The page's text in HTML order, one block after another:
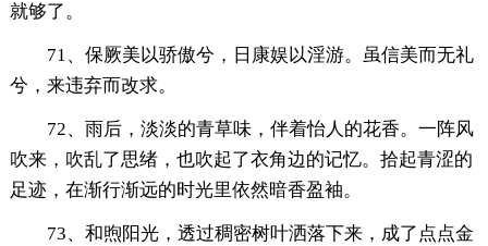
就够了。
71、保厥美以骄傲兮，日康娱以淫游。虽信美而无礼
兮，来违弃而改求。
72、雨后，淡淡的青草味，伴着怡人的花香。一阵风
吹来，吹乱了思绪，也吹起了衣角边的记忆。拾起青涩的
足迹，在渐行渐远的时光里依然暗香盈袖。
73、和煦阳光，透过稠密树叶洒落下来，成了点点金